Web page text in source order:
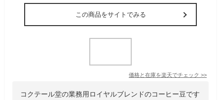
この商品をサイトでみる
価格と在庫を楽天でチェック >>
コクテール堂の業務用ロイヤルブレンドのコーヒー豆です